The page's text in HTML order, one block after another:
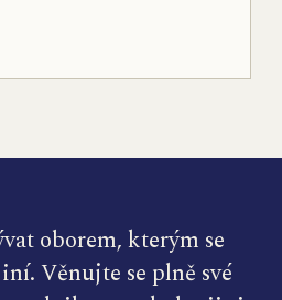
oborem, kterým se
Věnujte se plně své